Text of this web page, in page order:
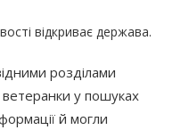
відкриває держава.
розділами
у пошуках
й могли